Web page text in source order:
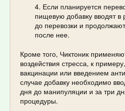
Если планируется
пищевую добавку вводят в
до перевозки и
после нее.
Кроме того, Чиктоник
воздействия стресса, к
вакцинации или введением
случае добавку необходимо
дня до манипуляции и за три
процедуры.